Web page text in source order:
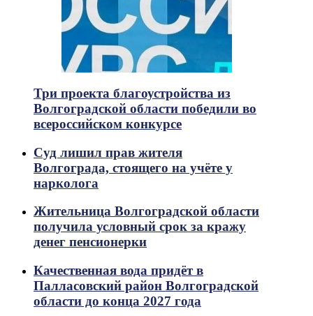
Три проекта благоустройства из
Волгоградской области победили во
всероссийском конкурсе
Суд лишил прав жителя
Волгограда, стоящего на учёте у
нарколога
Жительница Волгоградской области
получила условный срок за кражу
денег пенсионерки
Качественная вода придёт в
Палласовский район Волгоградской
области до конца 2027 года